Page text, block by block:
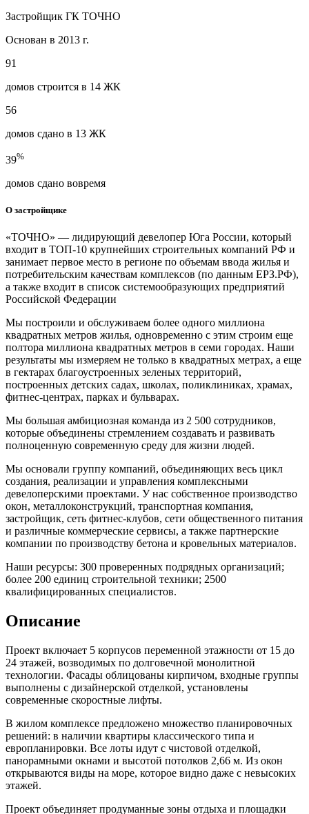
Застройщик ГК ТОЧНО
Основан в 2013 г.
91
домов строится в 14 ЖК
56
домов сдано в 13 ЖК
39%
домов сдано вовремя
О застройщике
«ТОЧНО» — лидирующий девелопер Юга России, который
входит в ТОП-10 крупнейших строительных компаний РФ и
занимает первое место в регионе по объемам ввода жилья и
потребительским качествам комплексов (по данным ЕРЗ.РФ),
а также входит в список системообразующих предприятий
Российской Федерации
Мы построили и обслуживаем более одного миллиона
квадратных метров жилья, одновременно с этим строим еще
полтора миллиона квадратных метров в семи городах. Наши
результаты мы измеряем не только в квадратных метрах, а еще
в гектарах благоустроенных зеленых территорий,
построенных детских садах, школах, поликлиниках, храмах,
фитнес-центрах, парках и бульварах.
Мы большая амбициозная команда из 2 500 сотрудников,
которые объединены стремлением создавать и развивать
полноценную современную среду для жизни людей.
Мы основали группу компаний, объединяющих весь цикл
создания, реализации и управления комплексными
девелоперскими проектами. У нас собственное производство
окон, металлоконструкций, транспортная компания,
застройщик, сеть фитнес-клубов, сети общественного питания
и различные коммерческие сервисы, а также партнерские
компании по производству бетона и кровельных материалов.
Наши ресурсы: 300 проверенных подрядных организаций;
более 200 единиц строительной техники; 2500
квалифицированных специалистов.
Описание
Проект включает 5 корпусов переменной этажности от 15 до
24 этажей, возводимых по долговечной монолитной
технологии. Фасады облицованы кирпичом, входные группы
выполнены с дизайнерской отделкой, установлены
современные скоростные лифты.
В жилом комплексе предложено множество планировочных
решений: в наличии квартиры классического типа и
европланировки. Все лоты идут с чистовой отделкой,
панорамными окнами и высотой потолков 2,66 м. Из окон
открываются виды на море, которое видно даже с невысоких
этажей.
Проект объединяет продуманные зоны отдыха и площадки